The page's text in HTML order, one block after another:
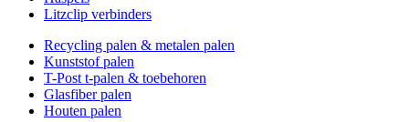
Litzclip verbinders
Recycling palen & metalen palen
Kunststof palen
T-Post t-palen & toebehoren
Glasfiber palen
Houten palen